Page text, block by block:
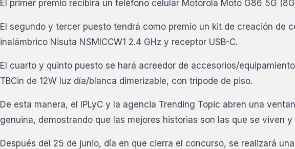
El primer premio recibirá un teléfono celular Motorola Moto G86 5G
El segundo y tercer puesto tendrá como premio un kit de creación de
inalámbrico Nisuta NSMICCW1 2.4 GHz y receptor USB-C.
El cuarto y quinto puesto se hará acreedor de accesorios/
TBCin de 12W luz día/blanca dimerizable, con trípode de piso.
De esta manera, el IPLyC y la agencia Trending Topic abren una
genuina, demostrando que las mejores historias son las que se viven
Después del 25 de junio, día en que cierra el concurso, se realizará